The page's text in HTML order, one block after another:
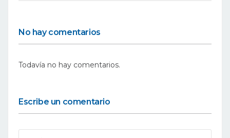
No hay comentarios
Todavía no hay comentarios.
Escribe un comentario